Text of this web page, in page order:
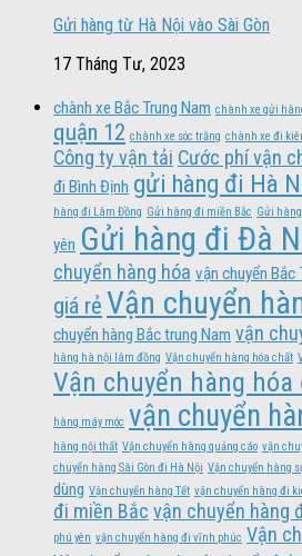
Gửi hàng từ Hà Nội vào Sài Gòn
17 Tháng Tư, 2023
chành xe Bắc Trung Nam chành xe gửi
quận 12 chành xe sóc trăng chành xe đi
Công ty vận tải Cước phí vận
đi Bình Định gửi hàng đi Hà
hàng đi Lâm Đồng Gửi hàng đi miền Bắc Gửi
yên Gửi hàng đi Đà
chuyển hàng hóa vận chuyển Bắc
giá rẻ Vận chuyển
chuyển hàng Bắc trung Nam vận
hàng hà nội lâm đồng Vận chuyển hàng hóa chất
Vận chuyển hàng hóa
hàng máy móc vận chuyển
hàng nội thất Vận chuyển hàng quảng cáo vận
chuyển hàng Sài Gòn đi Hà Nội Vận chuyển hàng
dùng Vận chuyển hàng Tết vận chuyển hàng đi
đi miền Bắc vận chuyển hàng
phú yên vận chuyển hàng đi vĩnh phúc Vận